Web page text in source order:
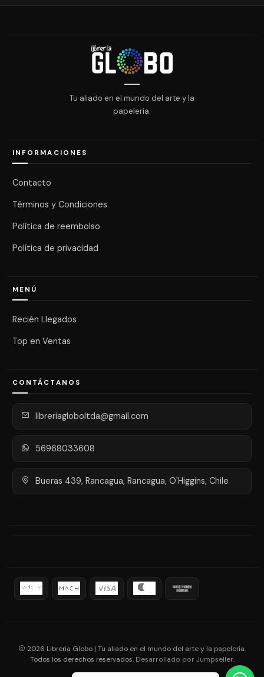
Tu aliado en el mundo del arte y la
papelería.
INFORMACIONES
Contacto
Términos y Condiciones
Política de reembolso
Política de privacidad
MENÚ
Recién Llegados
Top en Ventas
CONTÁCTANOS
libreriagloboltda@gmail.com
56968033608
Bueras 439, Rancagua, Rancagua, O'Higgins, Chile
2026 Libreria Globo | Tu aliado en el mundo del arte y la papelería.
Todos los derechos reservados. Desarrollado por Jumpseller.